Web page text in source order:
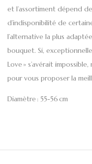
et l’assortiment dépend
d’indisponibilité de
l’alternative la plus
bouquet. Si,
Love » s’avérait
pour vous proposer la
Diamètre : 55-56 cm